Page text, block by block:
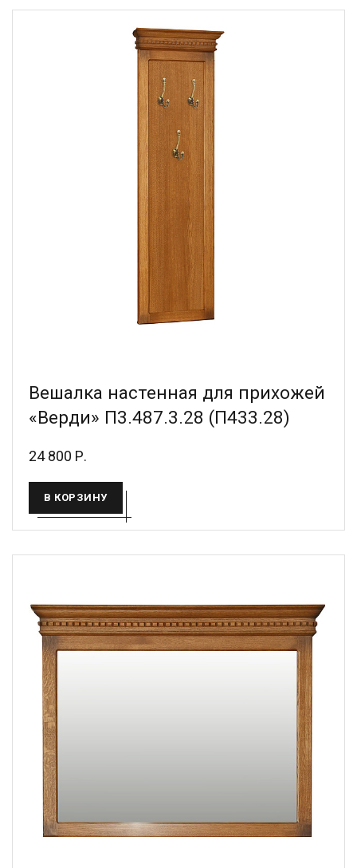
Вешалка настенная для прихожей
«Верди» П3.487.3.28 (П433.28)
24 800 Р.
В КОРЗИНУ